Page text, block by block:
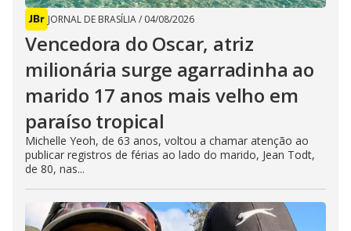
JORNAL DE BRASÍLIA/ 04/08/2026
Vencedora do Oscar, atriz
milionária surge agarradinha ao
marido 17 anos mais velho em
paraíso tropical
Michelle Yeoh, de 63 anos, voltou a chamar atenção ao
publicar registros de férias ao lado do marido, Jean Todt,
de 80, nas...